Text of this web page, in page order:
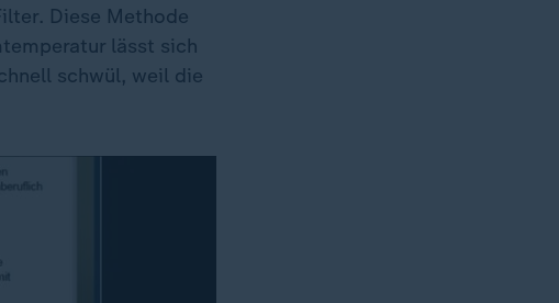
Diese Methode
lässt sich
schwül, weil die